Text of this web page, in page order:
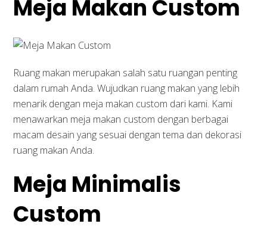
Meja Makan Custom
Ruang makan merupakan salah satu ruangan penting
dalam rumah Anda. Wujudkan ruang makan yang lebih
menarik dengan meja makan custom dari kami. Kami
menawarkan meja makan custom dengan berbagai
macam desain yang sesuai dengan tema dan dekorasi
ruang makan Anda.
Meja Minimalis
Custom